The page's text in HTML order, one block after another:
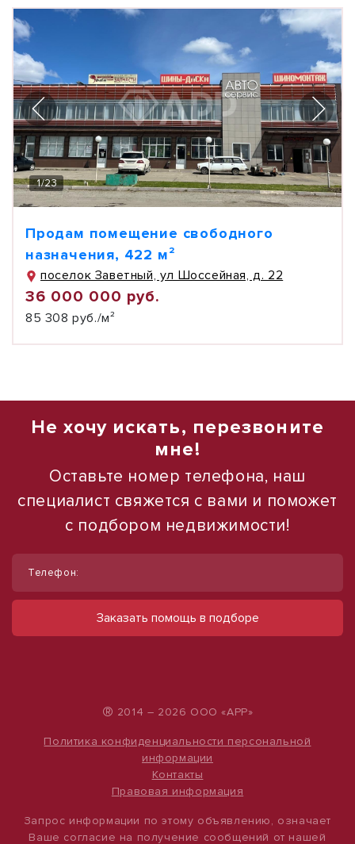
1/23
Продам помещение свободного
назначения, 422 м²
поселок Заветный, ул Шоссейная, д. 22
36 000 000 руб.
85 308 руб./м²
Не хочу искать, перезвоните
мне!
Оставьте номер телефона, наш
специалист свяжется с вами и поможет
с подбором недвижимости!
Телефон:
Заказать помощь в подборе
® 2014 – 2026 ООО «АРР»
Политика конфиденциальности персональной
информации
Контакты
Правовая информация
Запрос информации по этому объявлению, означает
Ваше согласие на получение сообщений от нашей